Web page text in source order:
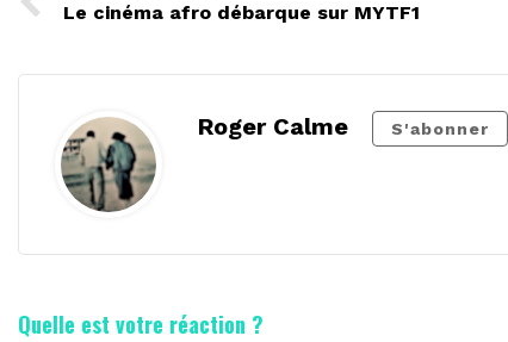
Le cinéma afro débarque sur MYTF1
Roger Calme S'abonner
Quelle est votre réaction ?